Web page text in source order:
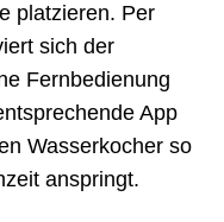
platzieren. Per
sich der
Fernbedienung
App
Wasserkocher so
anspringt.